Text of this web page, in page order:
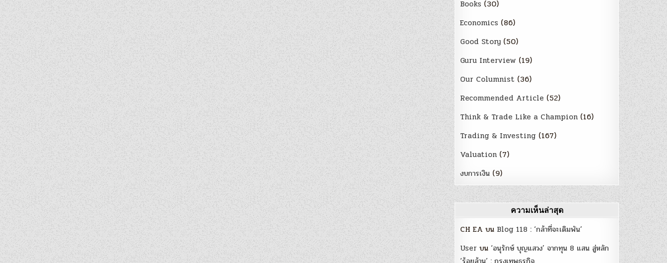
Books (30)
Economics (86)
Good Story (50)
Guru Interview (19)
Our Columnist (36)
Recommended Article (52)
Think & Trade Like a Champion (16)
Trading & Investing (167)
Valuation (7)
งบการเงิน (9)
ความเห็นล่าสุด
CH EA บน Blog 118 : ‘กล้าที่จะเดิมพัน’
User บน‘อนุรักษ์ บุญแสวง’ จากทุน 8 แสน สู่หลัก